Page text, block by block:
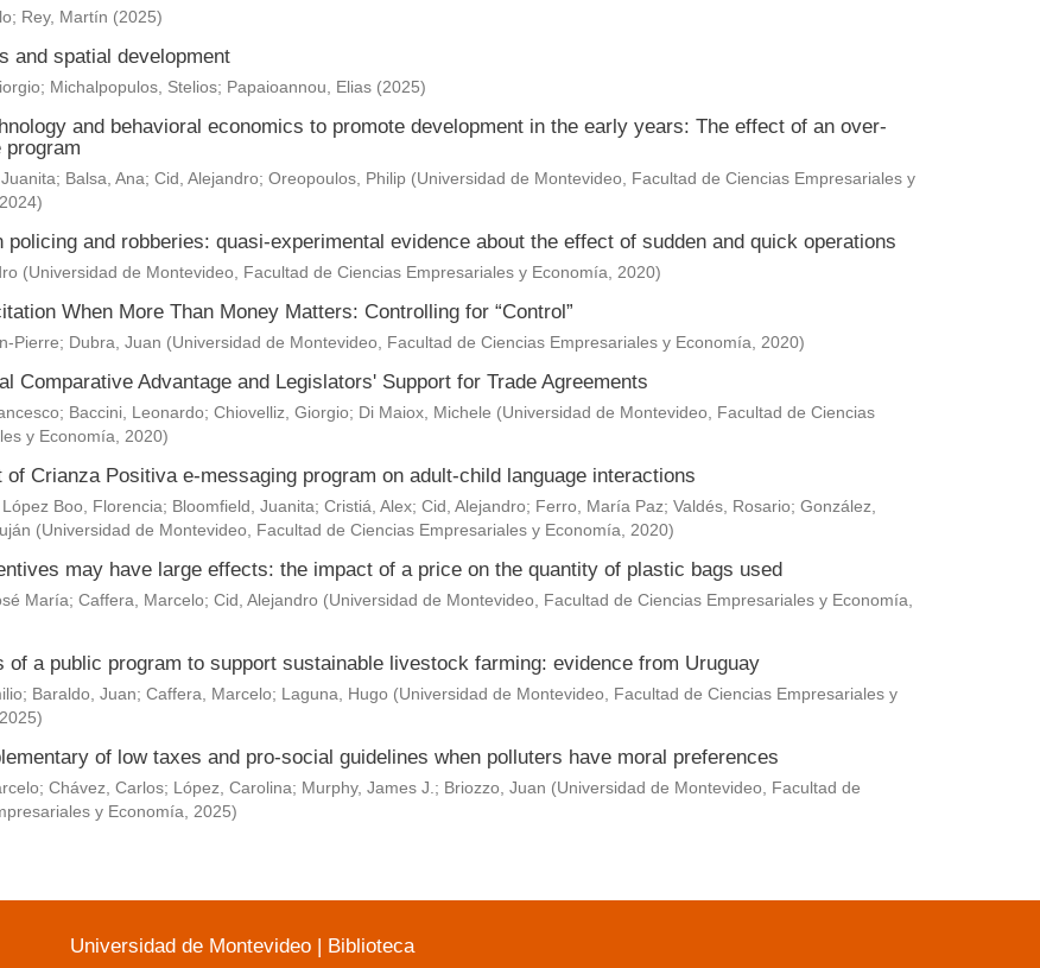
; Rey, Martín (2025)
and spatial development
; Michalpopulos, Stelios; Papaioannou, Elias (2025)
and behavioral economics to promote development in the early years: The effect of an over-
program
; Balsa, Ana; Cid, Alejandro; Oreopoulos, Philip (Universidad de Montevideo, Facultad de Ciencias Empresariales y
2024)
policing and robberies: quasi-experimental evidence about the effect of sudden and quick operations
(Universidad de Montevideo, Facultad de Ciencias Empresariales y Economía, 2020)
When More Than Money Matters: Controlling for “Control”
Pierre; Dubra, Juan (Universidad de Montevideo, Facultad de Ciencias Empresariales y Economía, 2020)
Comparative Advantage and Legislators' Support for Trade Agreements
; Baccini, Leonardo; Chiovelliz, Giorgio; Di Maiox, Michele (Universidad de Montevideo, Facultad de Ciencias
y Economía, 2020)
of Crianza Positiva e-messaging program on adult-child language interactions
López Boo, Florencia; Bloomfield, Juanita; Cristiá, Alex; Cid, Alejandro; Ferro, María Paz; Valdés, Rosario; González,
(Universidad de Montevideo, Facultad de Ciencias Empresariales y Economía, 2020)
may have large effects: the impact of a price on the quantity of plastic bags used
María; Caffera, Marcelo; Cid, Alejandro (Universidad de Montevideo, Facultad de Ciencias Empresariales y Economía,
of a public program to support sustainable livestock farming: evidence from Uruguay
; Baraldo, Juan; Caffera, Marcelo; Laguna, Hugo (Universidad de Montevideo, Facultad de Ciencias Empresariales y
2025)
of low taxes and pro-social guidelines when polluters have moral preferences
; Chávez, Carlos; López, Carolina; Murphy, James J.; Briozzo, Juan (Universidad de Montevideo, Facultad de
y Economía, 2025)
Universidad de Montevideo | Biblioteca